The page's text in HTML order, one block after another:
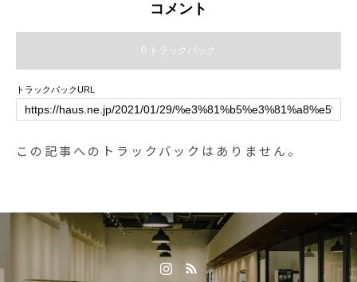
コメント
0 トラックバック
トラックバックURL
この記事へのトラックバックはありません。